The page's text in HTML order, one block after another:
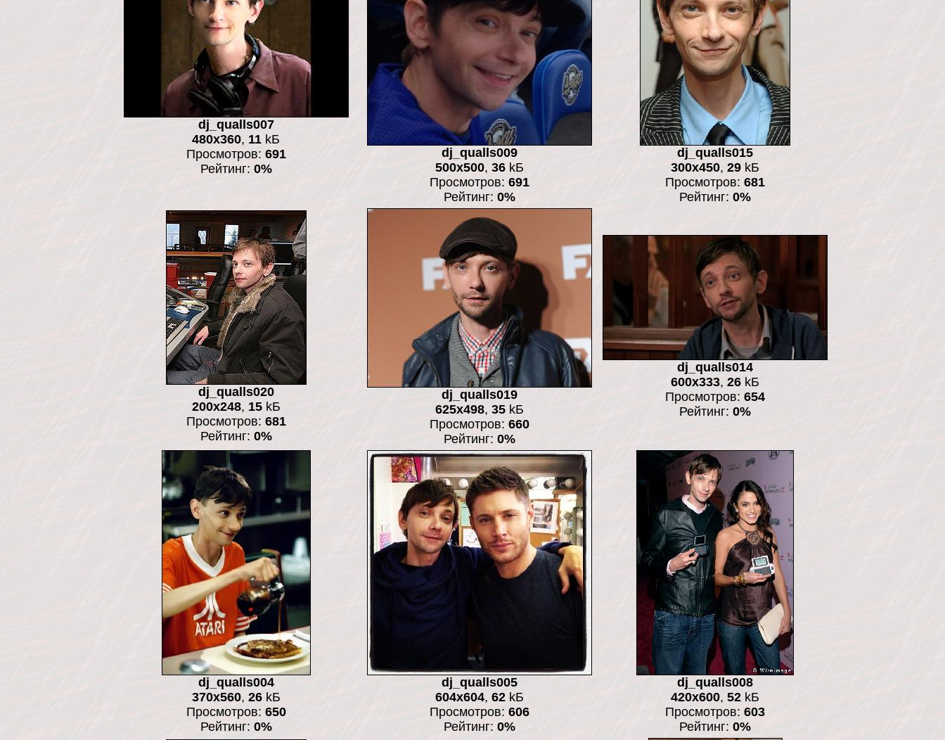
dj_qualls007
480x360, 11 kБ
Просмотров: 691
Рейтинг: 0%
dj_qualls009
500x500, 36kБ
Просмотров: 691
Рейтинг: 0%
dj_qualls015
300x450, 29 kБ
Просмотров: 681
Рейтинг: 0%
dj_qualls020
200x248, 15kБ
Просмотров: 681
Рейтинг: 0%
dj_qualls019
625x498, 35kБ
Просмотров: 660
Рейтинг: 0%
dj_qualls014
600x333, 26 kБ
Просмотров: 654
Рейтинг: 0%
dj_qualls004
370x560, 26kБ
Просмотров: 650
Рейтинг: 0%
dj_qualls005
604x604, 62kБ
Просмотров: 606
Рейтинг: 0%
dj_qualls008
420x600, 52 kБ
Просмотров: 603
Рейтинг: 0%